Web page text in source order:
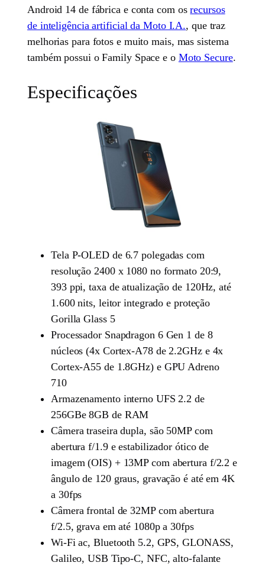
Android 14 de fábrica e conta com osrecursos
de inteligência artificial da Moto I.A., que traz
melhorias para fotos e muito mais, mas sistema
também possui o Family Space e o Moto Secure.
Especificações
Tela P-OLED de 6.7 polegadas com
resolução 2400 x 1080 no formato 20:9,
393 ppi, taxa de atualização de 120Hz, até
1.600 nits, leitor integrado e proteção
Gorilla Glass 5
Processador Snapdragon 6 Gen 1 de 8
núcleos (4x Cortex-A78 de 2.2GHz e 4x
Cortex-A55 de 1.8GHz) e GPU Adreno
710
Armazenamento interno UFS 2.2 de
256GBe 8GB de RAM
Câmera traseira dupla, são 50MP com
abertura f/1.9 e estabilizador ótico de
imagem (OIS) + 13MP com abertura f/2.2 e
ângulo de 120 graus, gravação é até em 4K
a 30fps
Câmera frontal de 32MP com abertura
f/2.5, grava em até 1080p a 30fps
Wi-Fi ac, Bluetooth 5.2, GPS, GLONASS,
Galileo, USB Tipo-C, NFC, alto-falante